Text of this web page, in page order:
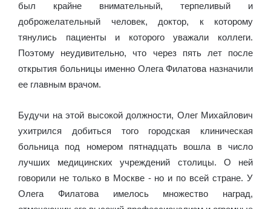
был крайне внимательный, терпеливый и
доброжелательный человек, доктор, к которому
тянулись пациенты и которого уважали коллеги.
Поэтому неудивительно, что через пять лет после
открытия больницы именно Олега Филатова назначили
ее главным врачом.
Будучи на этой высокой должности, Олег Михайлович
ухитрился добиться того городская клиническая
больница под номером пятнадцать вошла в число
лучших медицинских учреждений столицы. О ней
говорили не только в Москве - но и по всей стране. У
Олега Филатова имелось множество наград,